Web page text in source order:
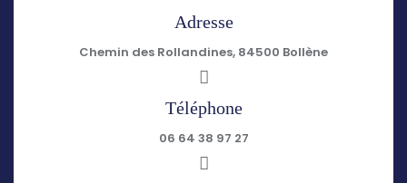
Adresse
Chemin des Rollandines, 84500 Bollène
Téléphone
06 64 38 97 27